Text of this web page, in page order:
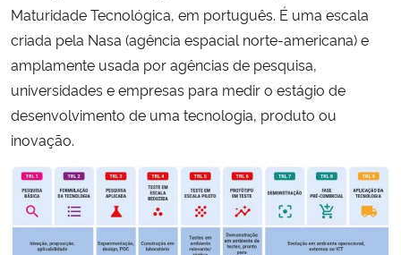
Maturidade Tecnológica, em português. É uma escala
criada pela Nasa (agência espacial norte-americana) e
amplamente usada por agências de pesquisa,
universidades e empresas para medir o estágio de
desenvolvimento de uma tecnologia, produto ou
inovação.